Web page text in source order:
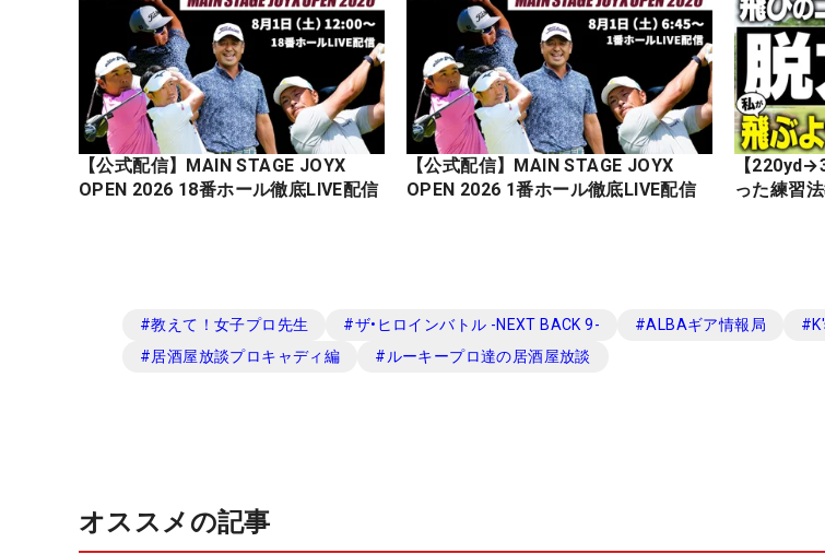
【公式配信】MAIN STAGE JOYX
OPEN 2026 18番ホール徹底LIVE配信
【公式配信】MAIN STAGE JOYX
OPEN 2026 1番ホール徹底LIVE配信
【
った練習
#教えて！女子プロ先生 #ザ•ヒロインバトル -NEXT BACK 9- #ALBAギア情報局 #
#居酒屋放談プロキャディ編 #ルーキープロ達の居酒屋放談
オススメの記事